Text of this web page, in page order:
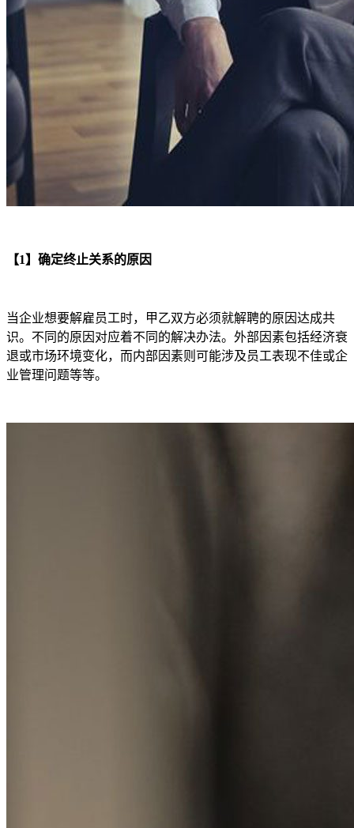
【1】确定终止关系的原因
当企业想要解雇员工时，甲乙双方必须就解聘的原因达成共
识。不同的原因对应着不同的解决办法。外部因素包括经济衰
退或市场环境变化，而内部因素则可能涉及员工表现不佳或企
业管理问题等等。